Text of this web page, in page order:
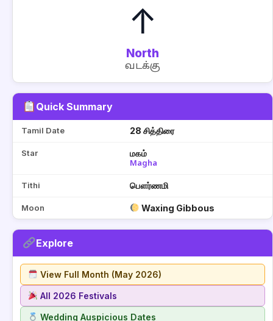
↑
North
வடக்கு
Quick Summary
Tamil Date 28 சித்திரை
Star மகம்
Magha
Tithi பௌர்ணமி
Moon Waxing Gibbous
Explore
View Full Month (May 2026)
All 2026 Festivals
Wedding Auspicious Dates